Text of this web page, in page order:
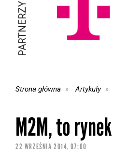
PARTNERZY
Strona główna Artykuły
M2M, to
22 WRZEŚNIA 2014, 07:00